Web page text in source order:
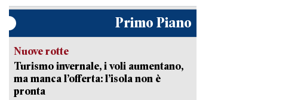
Primo Piano
Nuove rotte
Turismo invernale, i voli aumentano,
ma manca l’offerta: l’isola non è
pronta